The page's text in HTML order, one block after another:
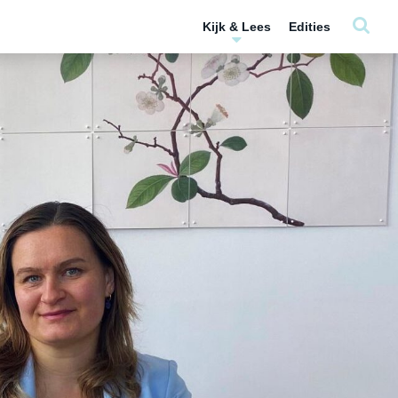
Kijk & Lees Edities